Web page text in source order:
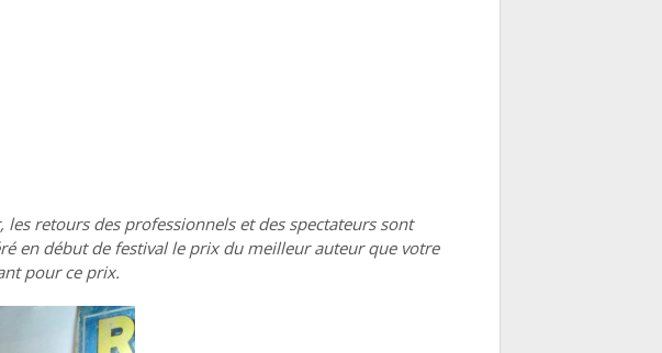
retours des professionnels et des spectateurs sont
en début de festival le prix du meilleur auteur que votre
pour ce prix.